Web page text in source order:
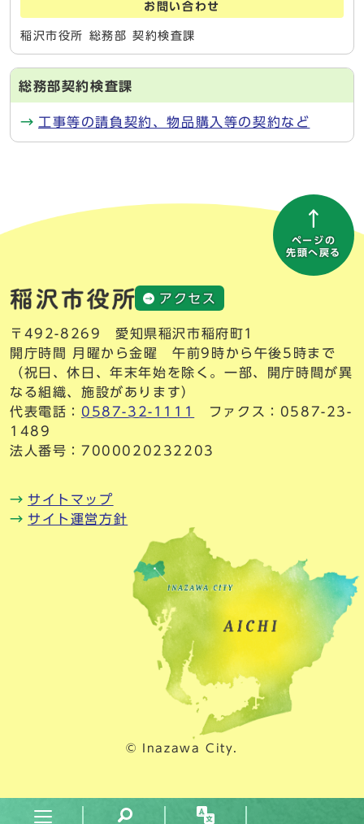
お問い合わせ
稲沢市役所 総務部 契約検査課
総務部契約検査課
工事等の請負契約、物品購入等の契約など
ページの
先頭へ戻る
アクセス
〒492-8269 愛知県稲沢市稲府町1
開庁時間 月曜から金曜 午前9時から午後5時まで
（祝日、休日、年末年始を除く。一部、開庁時間が異
なる組織、施設があります）
代表電話： 0587-32-1111
ファクス：0587-23-
1489
法人番号：7000020232203
サイトマップ
サイト運営方針
© Inazawa City.